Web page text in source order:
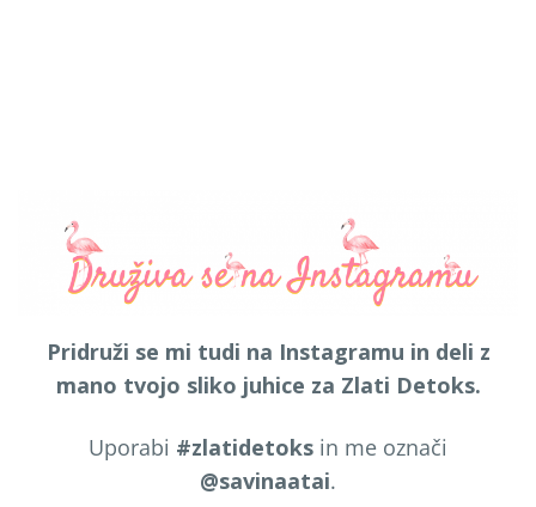
Pridruži se mi tudi na Instagramu in deli z
mano tvojo sliko juhice za Zlati Detoks.
Uporabi #zlatidetoks in me označi
@savinaatai.